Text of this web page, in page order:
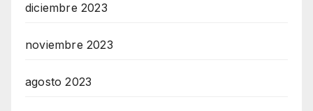
diciembre 2023
noviembre 2023
agosto 2023